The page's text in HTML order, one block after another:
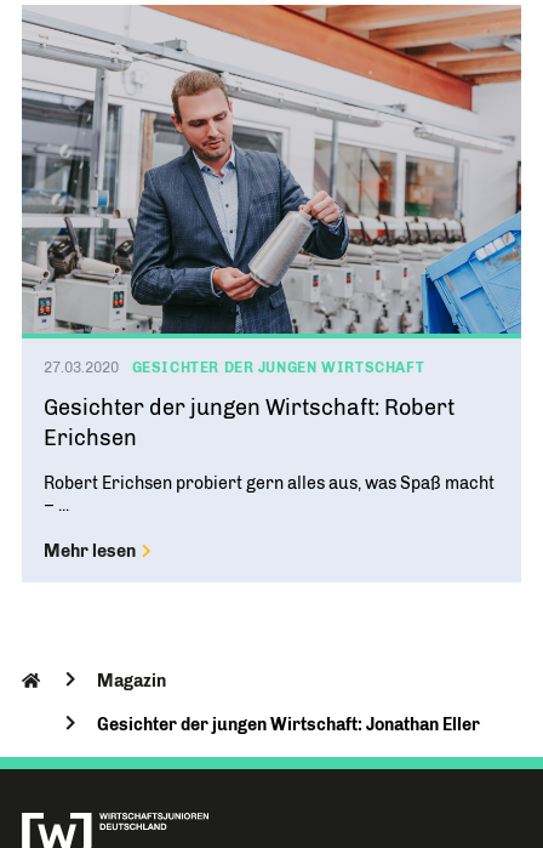
27.03.2020 GESICHTER DER JUNGEN WIRTSCHAFT
Gesichter der jungen Wirtschaft: Robert
Erichsen
Robert Erichsen probiert gern alles aus, was Spaß macht
– ...
Mehr lesen
Magazin
Gesichter der jungen Wirtschaft: Jonathan Eller